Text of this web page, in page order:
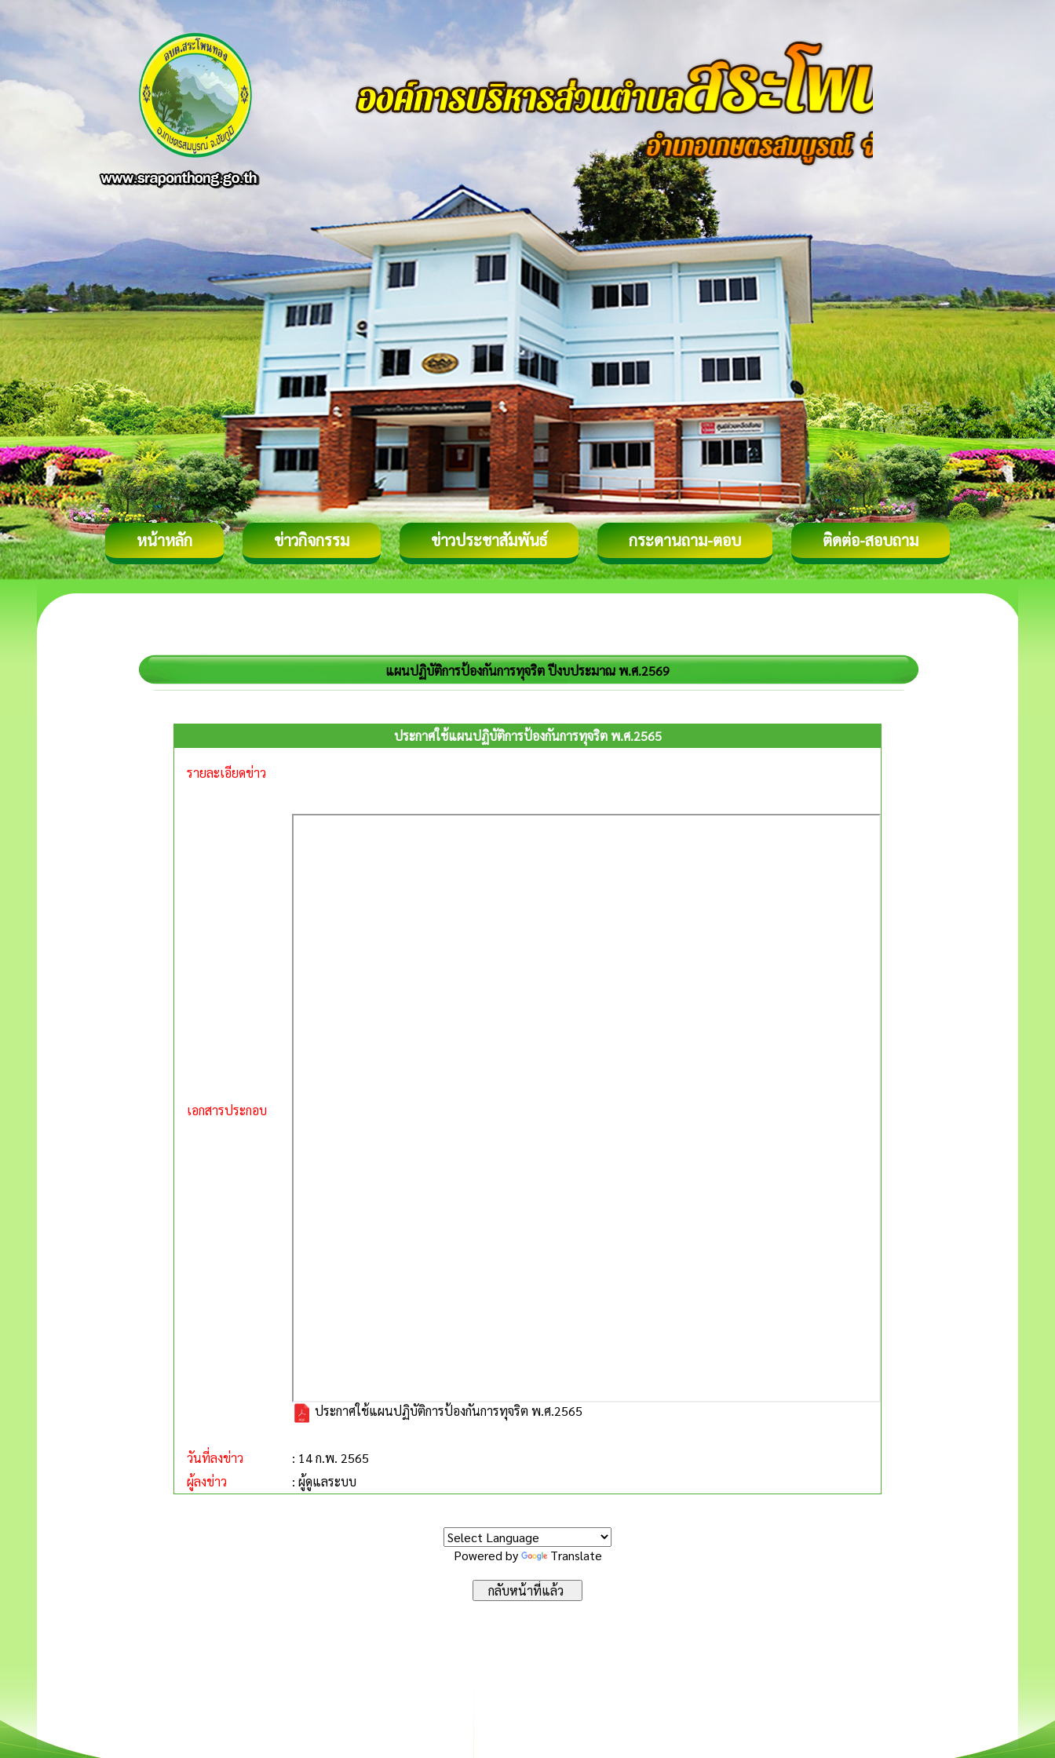
หน้าหลัก ข่าวกิจกรรม ข่าวประชาสัมพันธ์ กระดานถาม-ตอบ ติดต่อ-สอบถาม
แผนปฏิบัติการป้องกันการทุจริต ปีงบประมาณ พ.ศ.2569
ประกาศใช้แผนปฏิบัติการป้องกันการทุจริต พ.ศ.2565
รายละเอียดข่าว
เอกสารประกอบ
ประกาศใช้แผนปฏิบัติการป้องกันการทุจริต พ.ศ.2565
วันที่ลงข่าว
: 14 ก.พ. 2565
ผู้ลงข่าว
: ผู้ดูแลระบบ
Powered by Translate